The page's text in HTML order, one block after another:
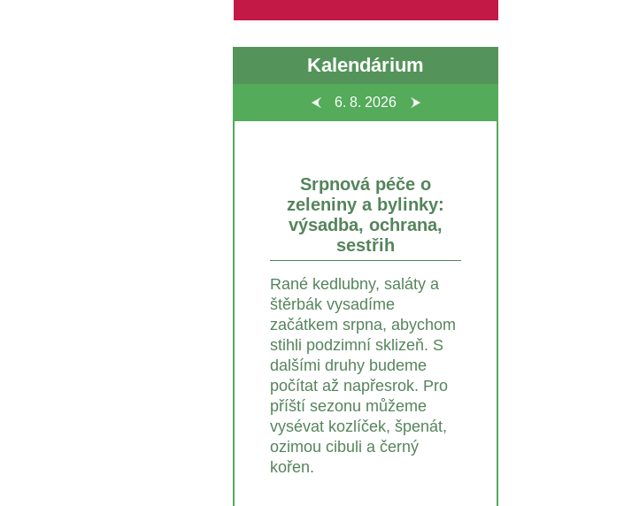
Kalendárium
6. 8. 2026
Srpnová péče o
zeleniny a bylinky:
výsadba, ochrana,
sestřih
Rané kedlubny, saláty a
štěrbák vysadíme
začátkem srpna, abychom
stihli podzimní sklizeň. S
dalšími druhy budeme
počítat až napřesrok. Pro
příští sezonu můžeme
vysévat kozlíček, špenát,
ozimou cibuli a černý
kořen.